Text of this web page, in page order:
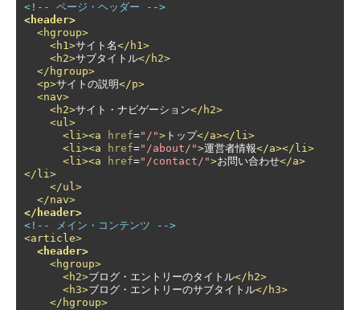
<!-- ページ・ヘッダー -->
<header>
<hgroup>
<h1>サイト名</h1>
<h2>サブタイトル</h2>
</hgroup>
<p>サイトの説明</p>
<nav>
<h2>サイト・ナビゲーション</h2>
<ul>
<li><a
href="/"> トップ</a></li>
<li><a
href="/about/">運営者情報</a></li>
<li><a
href="/contact/">お問い合わせ</a>
</li>
</ul>
</nav>
</header>
<!-- メイン・コンテンツ -->
<article>
<header>
<hgroup>
<h2>ブログ・エントリーのタイトル</h2>
<h3>ブログ・エントリーのサブタイトル</h3>
</hgroup>